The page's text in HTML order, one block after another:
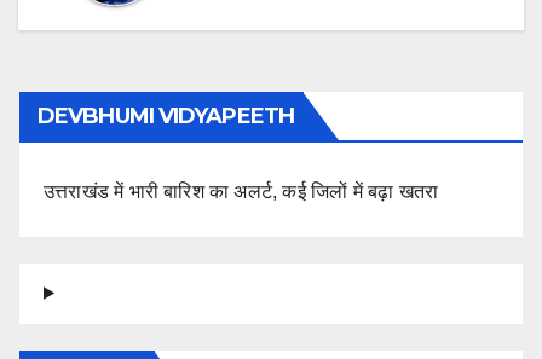
DEVBHUMI VIDYAPEETH
उत्तराखंड में भारी बारिश का अलर्ट, कई जिलों में बढ़ा खतरा